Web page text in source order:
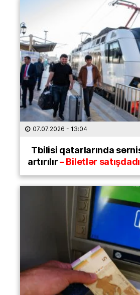
07.07.2026 - 13:04
Tbilisi qatarlarında
artırılır– Biletlər